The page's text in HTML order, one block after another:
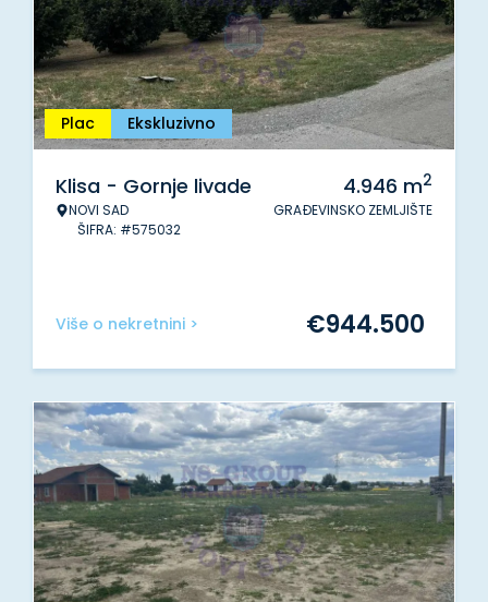
Plac Ekskluzivno
Klisa - Gornje livade
NOVI SAD
ŠIFRA: #575032
4.946 m2
GRAĐEVINSKO ZEMLJIŠTE
Više o nekretnini > €944.500